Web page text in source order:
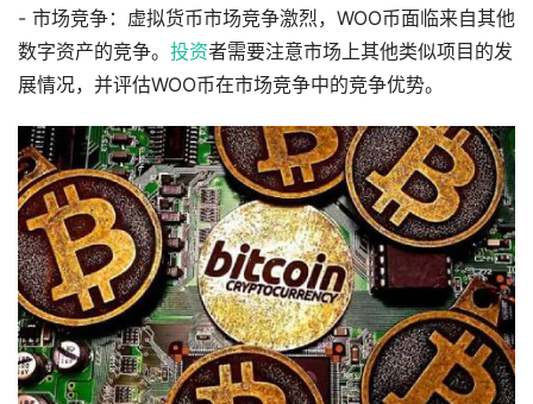
- 市场竞争：虚拟货币市场竞争激烈，WOO币面临来自其他
数字资产的竞争。 投资者需要注意市场上其他类似项目的发
展情况，并评估WOO币在市场竞争中的竞争优势。